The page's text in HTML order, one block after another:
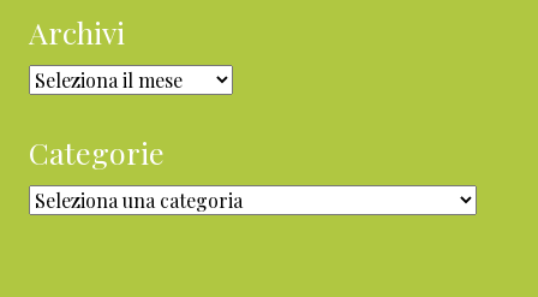
Archivi
Archivi
Categorie
Categorie